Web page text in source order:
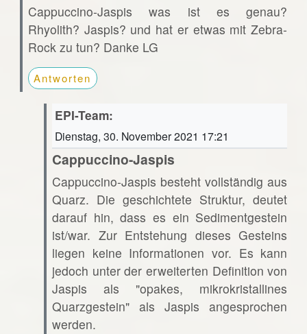
Cappuccino-Jaspis was ist es genau?
Rhyolith? Jaspis? und hat er etwas mit Zebra-
Rock zu tun? Danke LG
Antworten
EPI-Team:
Dienstag, 30. November 2021 17:21
Cappuccino-Jaspis
Cappuccino-Jaspis besteht vollständig aus
Quarz. Die geschichtete Struktur, deutet
darauf hin, dass es ein Sedimentgestein
ist/war. Zur Entstehung dieses Gesteins
liegen keine Informationen vor. Es kann
jedoch unter der erweiterten Definition von
Jaspis als "opakes, mikrokristallines
Quarzgestein" als Jaspis angesprochen
werden.